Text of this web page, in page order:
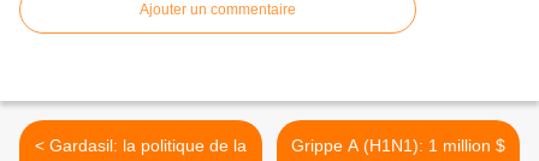
Ajouter un commentaire
< Gardasil: la politique de la
Grippe A (H1N1): 1 million $